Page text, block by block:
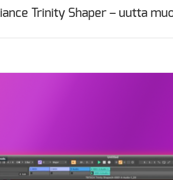
Trinity Shaper – uutta